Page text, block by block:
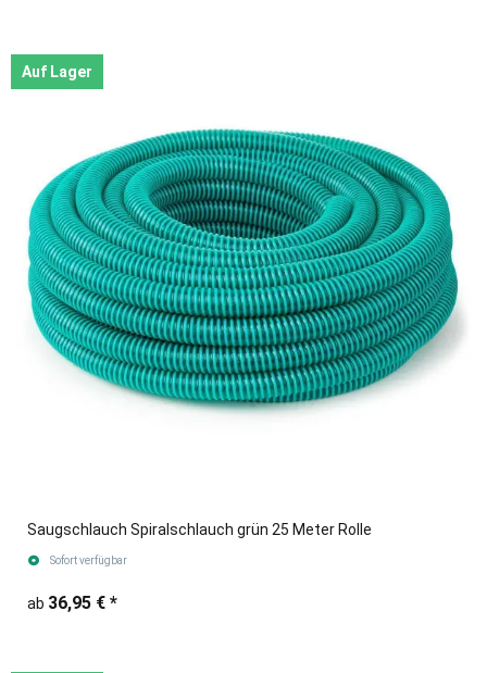
Auf Lager
Saugschlauch Spiralschlauch grün 25 Meter Rolle
Sofort verfügbar
ab 36,95 € *